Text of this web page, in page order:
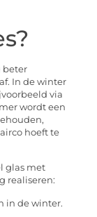
beter
In de winter
via
wordt een
hoeft te
glas met
realiseren:
in de winter.